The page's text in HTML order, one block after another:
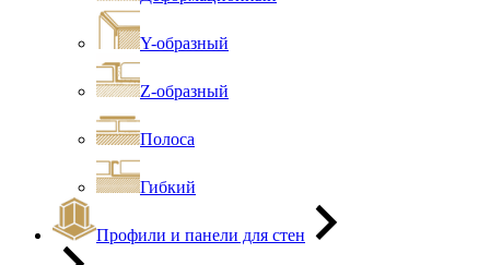
Y-образный
Z-образный
Полоса
Гибкий
Профили и панели для стен